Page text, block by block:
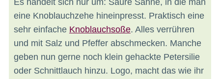
Es handelt sich nur um: Saure Sahne, in die man
eine Knoblauchzehe hineinpresst. Praktisch eine
sehr einfache Knoblauchsoße. Alles verrühren
und mit Salz und Pfeffer abschmecken. Manche
geben nun gerne noch klein gehackte Petersilie
oder Schnittlauch hinzu. Logo, macht das wie ihr